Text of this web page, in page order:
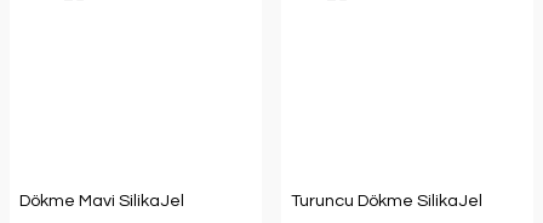
Dökme Mavi SilikaJel Turuncu Dökme SilikaJel